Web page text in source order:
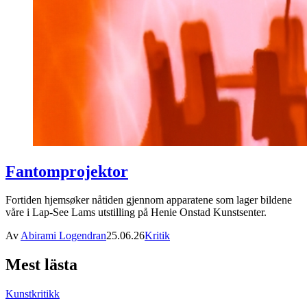
Fantomprojektor
Fortiden hjemsøker nåtiden gjennom apparatene som lager bildene
våre i Lap-See Lams utstilling på Henie Onstad Kunstsenter.
AvAbirami Logendran25.06.26Kritik
Mest lästa
Kunstkritikk